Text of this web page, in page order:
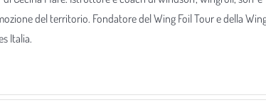
del territorio. Fondatore del Wing Foil Tour e della
Italia.